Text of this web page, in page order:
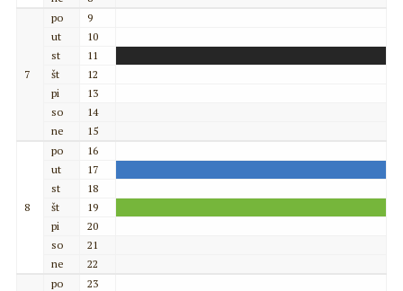
7
po
9
ut
10
st
11
št
12
pi
13
so
14
ne
15
8
po
16
ut
17
st
18
št
19
pi
20
so
21
ne
22
po
23